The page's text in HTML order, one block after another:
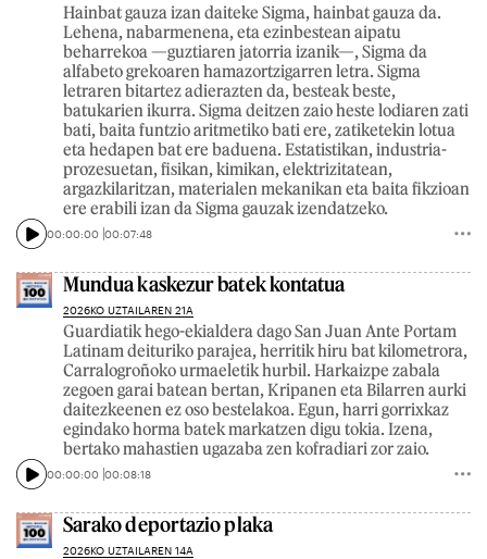
Hainbat gauza izan daiteke Sigma, hainbat gauza da.
Lehena, nabarmenena, eta ezinbestean aipatu
beharrekoa —guztiaren jatorria izanik—, Sigma da
alfabeto grekoaren hamazortzigarren letra. Sigma
letraren bitartez adierazten da, besteak beste,
batukarien ikurra. Sigma deitzen zaio heste lodiaren zati
bati, baita funtzio aritmetiko bati ere, zatiketekin lotua
eta hedapen bat ere baduena. Estatistikan, industria-
prozesuetan, fisikan, kimikan, elektrizitatean,
argazkilaritzan, materialen mekanikan eta baita fikzioan
ere erabili izan da Sigma gauzak izendatzeko.
00:00:00 00:07:48
Mundua kaskezur batek kontatua
2026KO UZTAILAREN 21A
Guardiatik hego-ekialdera dago San Juan Ante Portam
Latinam deituriko parajea, herritik hiru bat kilometrora,
Carralogroñoko urmaeletik hurbil. Harkaizpe zabala
zegoen garai batean bertan, Kripanen eta Bilarren aurki
daitezkeenen ez oso bestelakoa. Egun, harri gorrixkaz
egindako horma batek markatzen digu tokia. Izena,
bertako mahastien ugazaba zen kofradiari zor zaio.
00:00:00 00:08:18
Sarako deportazio plaka
2026KO UZTAILAREN 14A